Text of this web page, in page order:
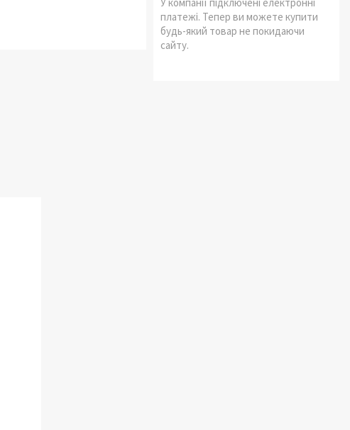
У компанії підключені електронні
платежі. Тепер ви можете купити
будь-який товар не покидаючи
сайту.